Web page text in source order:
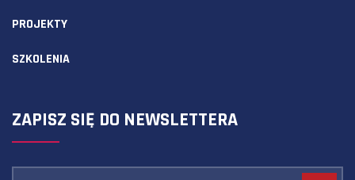
PROJEKTY
SZKOLENIA
ZAPISZ SIĘ DO NEWSLETTERA